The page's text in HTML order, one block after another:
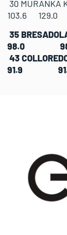
30
103.6 129.0
35
98.0
43
91.9